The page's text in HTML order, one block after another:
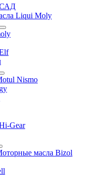
Liqui Moly
Nismo
Gear
масла Bizol